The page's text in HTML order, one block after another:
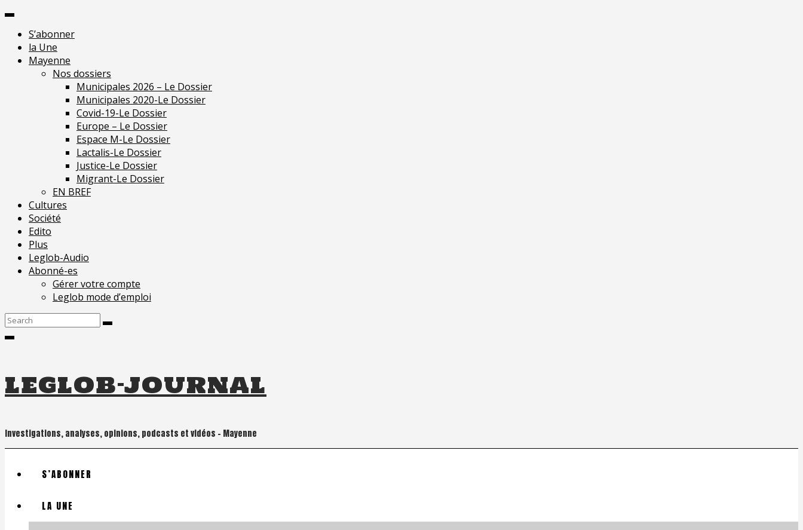
Skip
contentS’abonner
la Une
Mayenne
Nos dossiers
Municipales 2026 – Le Dossier
Municipales 2020-Le Dossier
Covid-19-Le Dossier
Europe – Le Dossier
Espace M-Le Dossier
Lactalis-Le Dossier
Justice-Le Dossier
Migrant-Le Dossier
EN BREF
Cultures
Société
Edito
Plus
Leglob-Audio
Abonné-es
Gérer votre compte
Leglob mode d’emploi
Search
leglob-journal
Investigations, analyses, opinions, podcasts et vidéos – Mayenne
S’ABONNER
LA UNE